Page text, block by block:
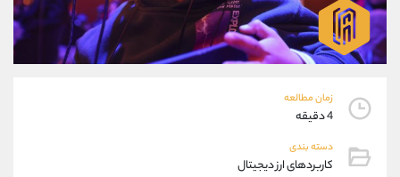
زمان مطالعه
4 دقیقه
دسته بندی
کاربردهای ارز دیجیتال
09101364784
واتساپ شروع گفتگو
تلگرام @Armteam_admin_104
پشتیبان فروش
موبایل
واتساپ